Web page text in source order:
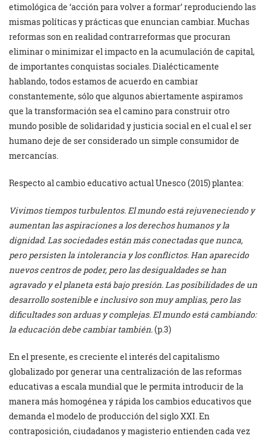
etimológica de ‘acción para volver a formar’ reproduciendo las
mismas políticas y prácticas que enuncian cambiar. Muchas
reformas son en realidad contrarreformas que procuran
eliminar o minimizar el impacto en la acumulación de capital,
de importantes conquistas sociales. Dialécticamente
hablando, todos estamos de acuerdo en cambiar
constantemente, sólo que algunos abiertamente aspiramos
que la transformación sea el camino para construir otro
mundo posible de solidaridad y justicia social en el cual el ser
humano deje de ser considerado un simple consumidor de
mercancías.
Respecto al cambio educativo actual Unesco (2015) plantea:
Vivimos tiempos turbulentos. El mundo está rejuveneciendo y
aumentan las aspiraciones a los derechos humanos y la
dignidad. Las sociedades están más conectadas que nunca,
pero persisten la intolerancia y los conflictos. Han aparecido
nuevos centros de poder, pero las desigualdades se han
agravado y el planeta está bajo presión. Las posibilidades de un
desarrollo sostenible e inclusivo son muy amplias, pero las
dificultades son arduas y complejas. El mundo está cambiando:
la educación debe cambiar también.(p.3)
En el presente, es creciente el interés del capitalismo
globalizado por generar una centralización de las reformas
educativas a escala mundial que le permita introducir de la
manera más homogénea y rápida los cambios educativos que
demanda el modelo de producción del siglo XXI. En
contraposición, ciudadanos y magisterio entienden cada vez